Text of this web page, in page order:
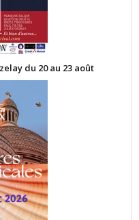
du 20 au 23 août